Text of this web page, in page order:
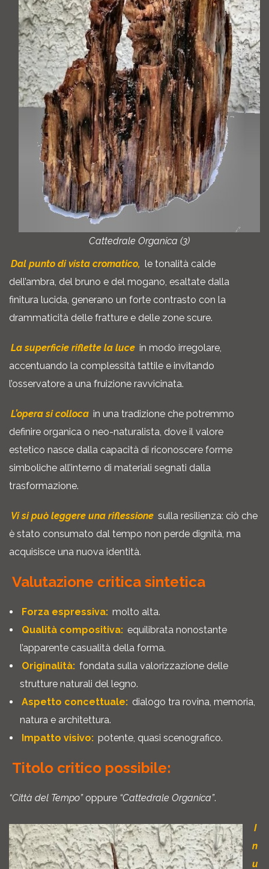
Cattedrale Organica (3)
Dal punto di vista cromatico, le tonalità calde
dell’ambra, del bruno e del mogano, esaltate dalla
finitura lucida, generano un forte contrasto con la
drammaticità delle fratture e delle zone scure.
La superficie riflette la luce in modo irregolare,
accentuando la complessità tattile e invitando
l’osservatore a una fruizione ravvicinata.
L’opera si colloca in una tradizione che potremmo
definire organica o neo-naturalista, dove il valore
estetico nasce dalla capacità di riconoscere forme
simboliche all’interno di materiali segnati dalla
trasformazione.
Vi si può leggere una riflessione sulla resilienza: ciò che
è stato consumato dal tempo non perde dignità, ma
acquisisce una nuova identità.
Valutazione critica sintetica
Forza espressiva: molto alta.
Qualità compositiva: equilibrata nonostante
l’apparente casualità della forma.
Originalità: fondata sulla valorizzazione delle
strutture naturali del legno.
Aspetto concettuale: dialogo tra rovina, memoria,
natura e architettura.
Impatto visivo: potente, quasi scenografico.
Titolo critico possibile:
“Città del Tempo”oppure “Cattedrale Organica”.
I
n
u